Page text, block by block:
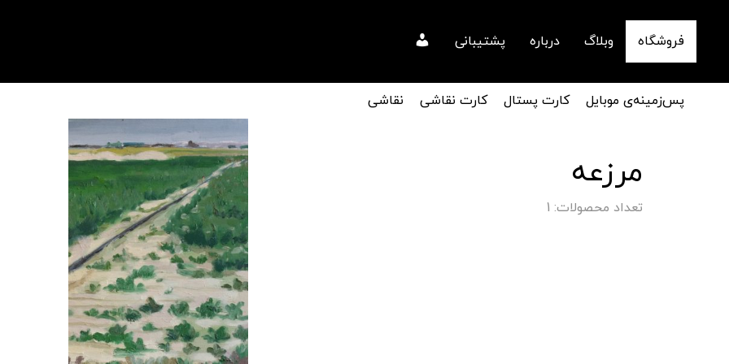
فروشگاه وبلاگ درباره پشتیبانی
پس‌زمینه‌ی موبایل کارت پستال کارت نقاشی نقاشی
مرزعه
تعداد محصولات: 1